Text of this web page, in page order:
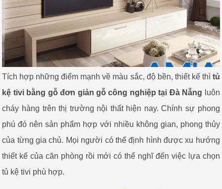
Tích hợp những điểm mạnh về màu sắc, độ bền, thiết kế thì tủ
kệ tivi bằng gỗ đơn giản gỗ công nghiệp tại Đà Nẵng luôn
cháy hàng trên thị trường nội thất hiện nay. Chính sự phong
phú đó nên sản phẩm hợp với nhiều không gian, phong thủy
của từng gia chủ. Mọi người có thể định hình được xu hướng
thiết kế của căn phòng rồi mới có thể nghĩ đến việc lựa chọn
tủ kệ tivi phù hợp.